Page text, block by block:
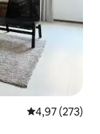
Évaluation
4,97 (273)